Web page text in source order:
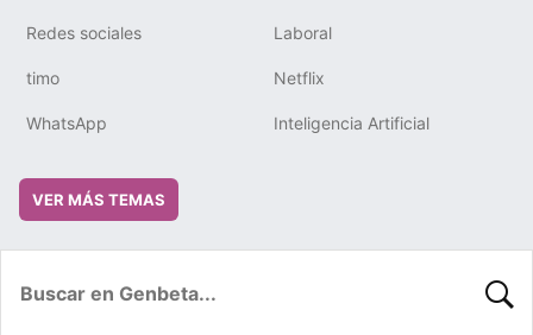
Redes sociales Laboral
timo Netflix
WhatsApp Inteligencia Artificial
VER MÁS TEMAS